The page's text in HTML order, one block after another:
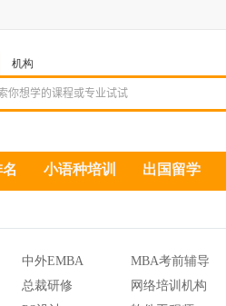
机构
小语种培训 出国留学
中外EMBA MBA考前辅导
总裁研修 网络培训机构